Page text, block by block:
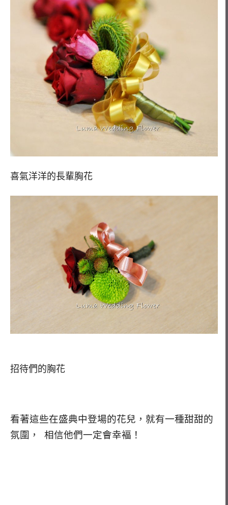
喜氣洋洋的長輩胸花
招待們的胸花
看著這些在盛典中登場的花兒，就有一種甜甜的
氛圍， 相信他們一定會幸褔！